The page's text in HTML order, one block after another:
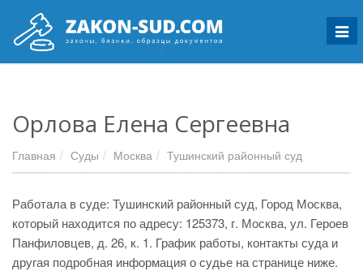
Орлова Елена Сергеевна
Главная Суды Москва Тушинский районный суд
Работала в суде: Тушинский районный суд, Город Москва,
который находится по адресу: 125373, г. Москва, ул. Героев
Панфиловцев, д. 26, к. 1. График работы, контакты суда и
другая подробная информация о судье на странице ниже.